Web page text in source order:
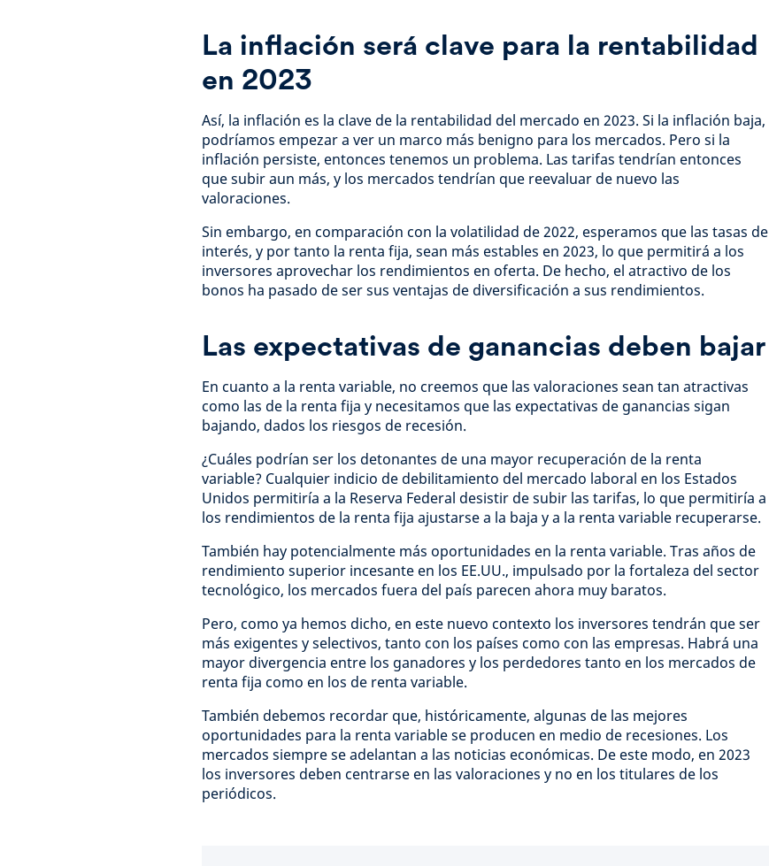
La inflación será clave para la rentabilidad
en 2023
Así, la inflación es la clave de la rentabilidad del mercado en 2023. Si la inflación baja,
podríamos empezar a ver un marco más benigno para los mercados. Pero si la
inflación persiste, entonces tenemos un problema. Las tarifas tendrían entonces
que subir aun más, y los mercados tendrían que reevaluar de nuevo las
valoraciones.
Sin embargo, en comparación con la volatilidad de 2022, esperamos que las tasas de
interés, y por tanto la renta fija, sean más estables en 2023, lo que permitirá a los
inversores aprovechar los rendimientos en oferta. De hecho, el atractivo de los
bonos ha pasado de ser sus ventajas de diversificación a sus rendimientos.
Las expectativas de ganancias deben bajar
En cuanto a la renta variable, no creemos que las valoraciones sean tan atractivas
como las de la renta fija y necesitamos que las expectativas de ganancias sigan
bajando, dados los riesgos de recesión.
¿Cuáles podrían ser los detonantes de una mayor recuperación de la renta
variable? Cualquier indicio de debilitamiento del mercado laboral en los Estados
Unidos permitiría a la Reserva Federal desistir de subir las tarifas, lo que permitiría a
los rendimientos de la renta fija ajustarse a la baja y a la renta variable recuperarse.
También hay potencialmente más oportunidades en la renta variable. Tras años de
rendimiento superior incesante en los EE.UU., impulsado por la fortaleza del sector
tecnológico, los mercados fuera del país parecen ahora muy baratos.
Pero, como ya hemos dicho, en este nuevo contexto los inversores tendrán que ser
más exigentes y selectivos, tanto con los países como con las empresas. Habrá una
mayor divergencia entre los ganadores y los perdedores tanto en los mercados de
renta fija como en los de renta variable.
También debemos recordar que, históricamente, algunas de las mejores
oportunidades para la renta variable se producen en medio de recesiones. Los
mercados siempre se adelantan a las noticias económicas. De este modo, en 2023
los inversores deben centrarse en las valoraciones y no en los titulares de los
periódicos.